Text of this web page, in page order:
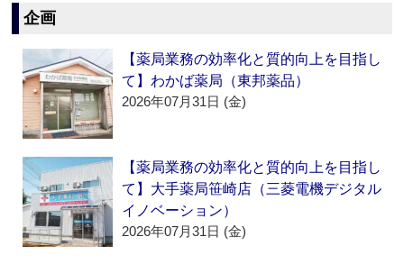
企画
【薬局業務の効率化と質的向上を目指し
て】わかば薬局（東邦薬品）
2026年07月31日 (金)
【薬局業務の効率化と質的向上を目指し
て】大手薬局笹崎店（三菱電機デジタル
イノベーション）
2026年07月31日 (金)